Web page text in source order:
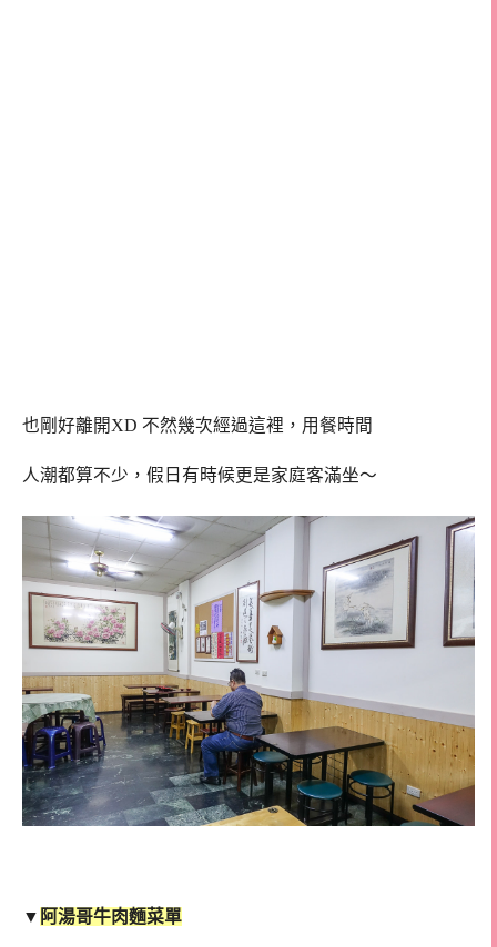
也剛好離開XD 不然幾次經過這裡，用餐時間
人潮都算不少，假日有時候更是家庭客滿坐～
▼ 阿湯哥牛肉麵菜單